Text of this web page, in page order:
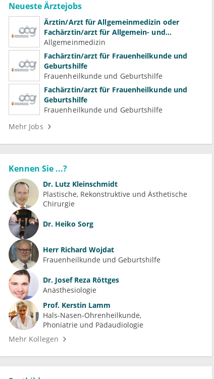
Neueste Ärztejobs
Ärztin/Arzt für Allgemeinmedizin oder
Fachärztin/arzt für Allgemein- und
Familienmedizin für Psychiatrie und
Psychotherapeutische Medizin
Allgemeinmedizin
Fachärztin/arzt für Frauenheilkunde und
Geburtshilfe
Frauenheilkunde und Geburtshilfe
Fachärztin/arzt für Frauenheilkunde und
Geburtshilfe
Frauenheilkunde und Geburtshilfe
Mehr Jobs
Kennen Sie ...?
Dr. Lutz Kleinschmidt
Plastische, Rekonstruktive und Ästhetische
Chirurgie
Dr. Heiko Sorg
Herr Richard Wojdat
Frauenheilkunde und Geburtshilfe
Dr. Josef Reza Röttges
Anästhesiologie
Prof. Kerstin Lamm
Hals-Nasen-Ohrenheilkunde
Phoniatrie und Pädaudiologie
Mehr Kollegen